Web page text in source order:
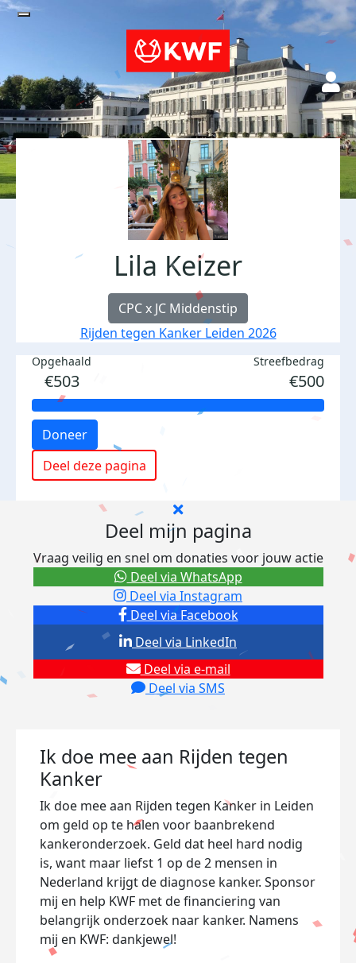
Lila Keizer
CPC x JC Middenstip
Rijden tegen Kanker Leiden 2026
Opgehaald
€503
Streefbedrag
€500
Doneer
Deel deze pagina
Deel mijn pagina
Vraag veilig en snel om donaties voor jouw actie
Deel via Facebook
Deel via Instagram
Deel via e-mail
Deel via SMS
Deel via LinkedIn
Deel via WhatsApp
Ik doe mee aan Rijden tegen
Kanker
Ik doe mee aan Rijden tegen Kanker in Leiden
om geld op te halen voor baanbrekend
kankeronderzoek. Geld dat heel hard nodig
is, want maar liefst 1 op de 2 mensen in
Nederland krijgt de diagnose kanker. Sponsor
mij en help KWF met de financiering van
belangrijk onderzoek naar kanker. Namens
mij en KWF: dankjewel!